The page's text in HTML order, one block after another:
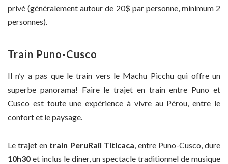
privé (généralement autour de 20$ par personne, minimum 2
personnes).
Train Puno-Cusco
Il n’y a pas que le train vers le Machu Picchu qui offre un
superbe panorama! Faire le trajet en train entre Puno et
Cusco est toute une expérience à vivre au Pérou, entre le
confort et le paysage.
Le trajet en train PeruRail Titicaca , entre Puno-Cusco, dure
10h30 et inclus le dîner, un spectacle traditionnel de musique